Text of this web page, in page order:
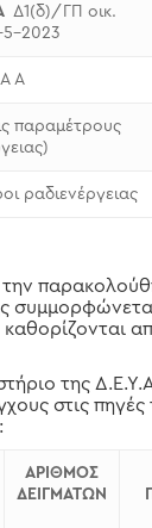
Δ1(δ)/ΓΠ οικ.
2023
Α
παραμέτρους
ραδιενέργειας
της
στις
ΑΡΙΘΜΟΣ
ΔΕΙΓΜΑΤΩΝ